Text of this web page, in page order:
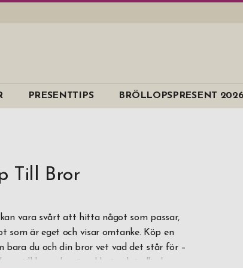
PRESENTTIPS BRÖLLOPSPRESENT 2026
Till Bror
vara svårt att hitta något som passar,
som är eget och visar omtanke. Köp en
bara du och din bror vet vad det står för –
B Away
Eva Solo